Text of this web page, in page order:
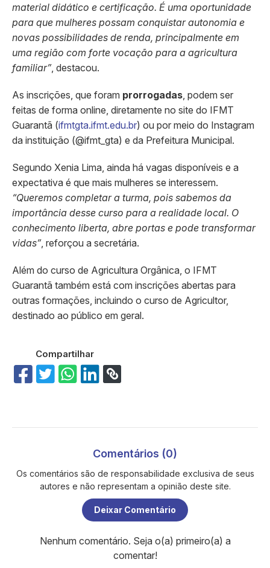
material didático e certificação. É uma oportunidade
para que mulheres possam conquistar autonomia e
novas possibilidades de renda, principalmente em
uma região com forte vocação para a agricultura
familiar”, destacou.
As inscrições, que foram prorrogadas , podem ser
feitas de forma online, diretamente no site do IFMT
Guarantã (ifmtgta.ifmt.edu.br) ou por meio do Instagram
da instituição (@ifmt_gta) e da Prefeitura Municipal.
Segundo Xenia Lima, ainda há vagas disponíveis e a
expectativa é que mais mulheres se interessem.
“Queremos completar a turma, pois sabemos da
importância desse curso para a realidade local. O
conhecimento liberta, abre portas e pode transformar
vidas”, reforçou a secretária.
Além do curso de Agricultura Orgânica, o IFMT
Guarantã também está com inscrições abertas para
outras formações, incluindo o curso de Agricultor,
destinado ao público em geral.
Compartilhar
Comentários (0)
Os comentários são de responsabilidade exclusiva de seus
autores e não representam a opinião deste site.
Deixar Comentário
Nenhum comentário. Seja o(a) primeiro(a) a
comentar!